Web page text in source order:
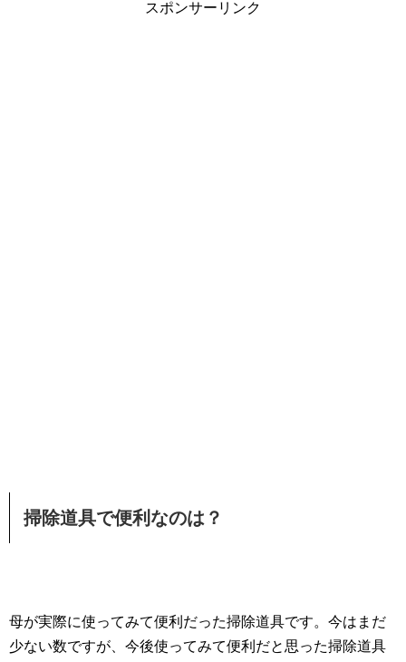
スポンサーリンク
掃除道具で便利なのは？
母が実際に使ってみて便利だった掃除道具です。今はまだ
少ない数ですが、今後使ってみて便利だと思った掃除道具